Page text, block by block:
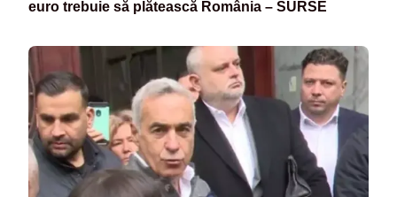
euro trebuie să plătească România – SURSE